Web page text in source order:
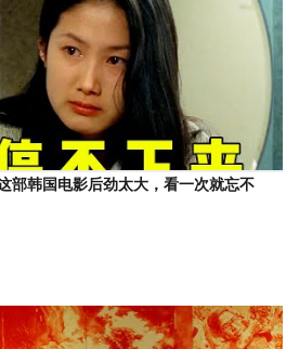
部韩国电影后劲太大，看一次就忘不